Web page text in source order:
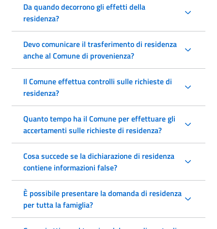
Da quando decorrono gli effetti della
residenza?
Devo comunicare il trasferimento di residenza
anche al Comune di provenienza?
Il Comune effettua controlli sulle richieste di
residenza?
Quanto tempo ha il Comune per effettuare gli
accertamenti sulle richieste di residenza?
Cosa succede se la dichiarazione di residenza
contiene informazioni false?
È possibile presentare la domanda di residenza
per tutta la famiglia?